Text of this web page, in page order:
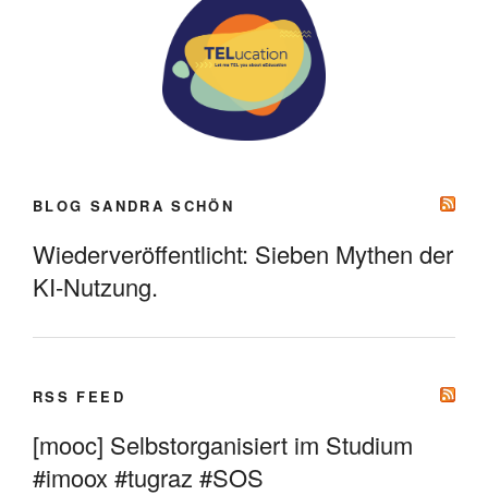
BLOG SANDRA SCHÖN
Wiederveröffentlicht: Sieben Mythen der
KI-Nutzung.
RSS FEED
[mooc] Selbstorganisiert im Studium
#imoox #tugraz #SOS